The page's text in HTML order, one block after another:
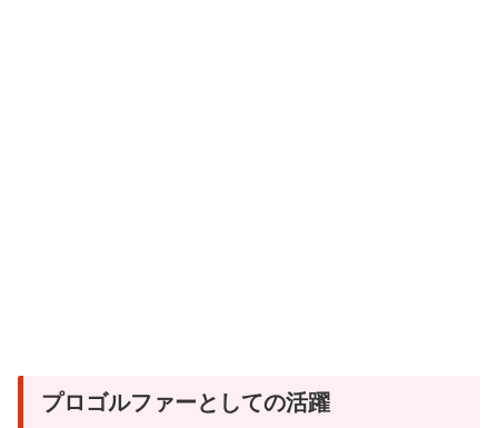
プロゴルファーとしての活躍